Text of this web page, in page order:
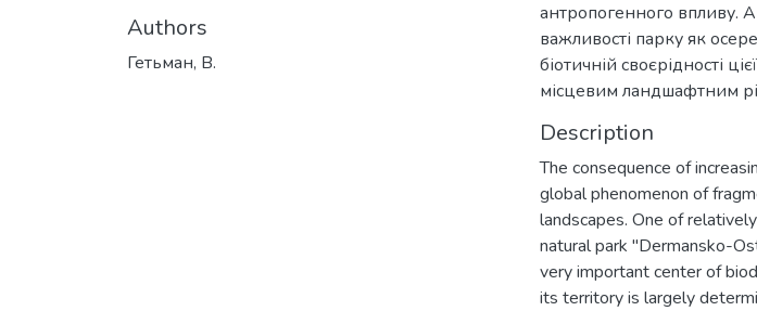
Authors
Гетьман, В.
антропогенного впливу.
важливості парку як
біотичній своєрідності
місцевим ландшафтним
Description
The consequence of
global phenomenon of
landscapes. One of
natural park "Dermansko-
very important center of
its territory is largely